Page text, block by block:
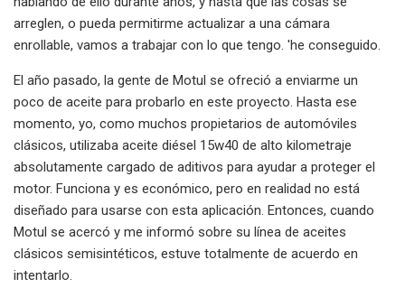
arreglen, o pueda permitirme actualizar a una cámara
enrollable, vamos a trabajar con lo que tengo. 'he conseguido.
El año pasado, la gente de Motul se ofreció a enviarme un
poco de aceite para probarlo en este proyecto. Hasta ese
momento, yo, como muchos propietarios de automóviles
clásicos, utilizaba aceite diésel 15w40 de alto kilometraje
absolutamente cargado de aditivos para ayudar a proteger el
motor. Funciona y es económico, pero en realidad no está
diseñado para usarse con esta aplicación. Entonces, cuando
Motul se acercó y me informó sobre su línea de aceites
clásicos semisintéticos, estuve totalmente de acuerdo en
intentarlo.